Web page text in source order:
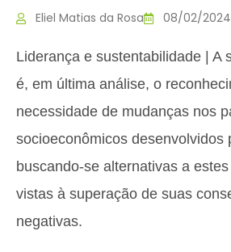
Eliel Matias da Rosa 08/02/2024
Liderança e sustentabilidade | A
é, em última análise, o
necessidade de mudanças nos
socioeconômicos desenvolvidos
buscando-se alternativas a
vistas à superação de suas
negativas.